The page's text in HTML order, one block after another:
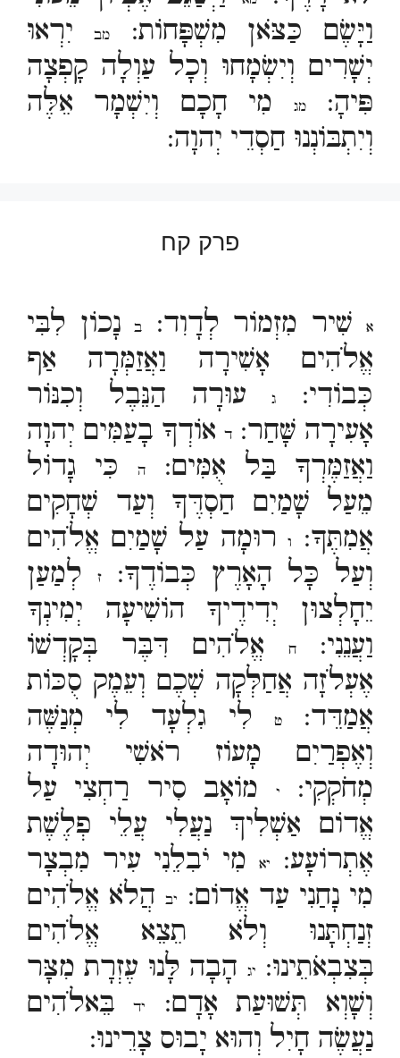
וַיָּשֶׂם כַּצֹּאן מִשְׁפָּחוֹת:
מביִרְאוּ
יְשָׁרִים וְיִשְׂמָחוּ וְכָל עַוְלָה קָפְצָה
פִּיהָ:מג
מִי חָכָם וְיִשְׁמָר אֵלֶּה
וְיִתְבּוֹנְנוּ חַסְדֵי יְהוָה:
פרק קח
א שִׁיר מִזְמוֹר לְדָוִד: ב
נָכוֹן לִבִּי
אֱלֹהִים אָשִׁירָה וַאֲזַמְּרָה אַף
כְּבוֹדִי:
געוּרָה הַנֵּבֶל וְכִנּוֹר
אָעִירָה שָּׁחַר: ד אוֹדְךָ בָעַמִּים יְהוָה
וַאֲזַמֶּרְךָ בַּל אֻמִּים:
ה
כִּי גָדוֹל
מֵעַל שָׁמַיִם חַסְדֶּךָ וְעַד שְׁחָקִים
אֲמִתֶּךָ:
ורוּמָה עַל שָׁמַיִם אֱלֹהִים
וְעַל כָּל הָאָרֶץ כְּבוֹדֶךָ:
ז
לְמַעַן
יֵחָלְצוּן יְדִידֶיךָ הוֹשִׁיעָה יְמִינְךָ
וַעֲנֵנִי:ח
אֱלֹהִים דִּבֶּר בְּקָדְשׁוֹ
אֶעְלֹזָה אֲחַלְּקָה שְׁכֶם וְעֵמֶק סֻכּוֹת
אֲמַדֵּד:ט
לִי גִלְעָד לִי מְנַשֶּׁה
וְאֶפְרַיִם מָעוֹז רֹאשִׁי יְהוּדָה
מְחֹקְקִי:
י
מוֹאָב סִיר רַחְצִי עַל
אֱדוֹם אַשְׁלִיךְ נַעֲלִי עֲלֵי פְלֶשֶׁת
אֶתְרוֹעָע:
יא
מִי יֹבִלֵנִי עִיר מִבְצָר
מִי נָחַנִי עַד אֱדוֹם:
יב הֲלֹא אֱלֹהִים
זְנַחְתָּנוּ וְלֹא תֵצֵא אֱלֹהִים
בְּצִבְאֹתֵינוּ: יג הָבָה לָּנוּ עֶזְרָת מִצָּר
וְשָׁוְא תְּשׁוּעַת אָדָם:
יד
בֵּאלֹהִים
נַעֲשֶׂה חָיִל וְהוּא יָבוּס צָרֵינוּ: